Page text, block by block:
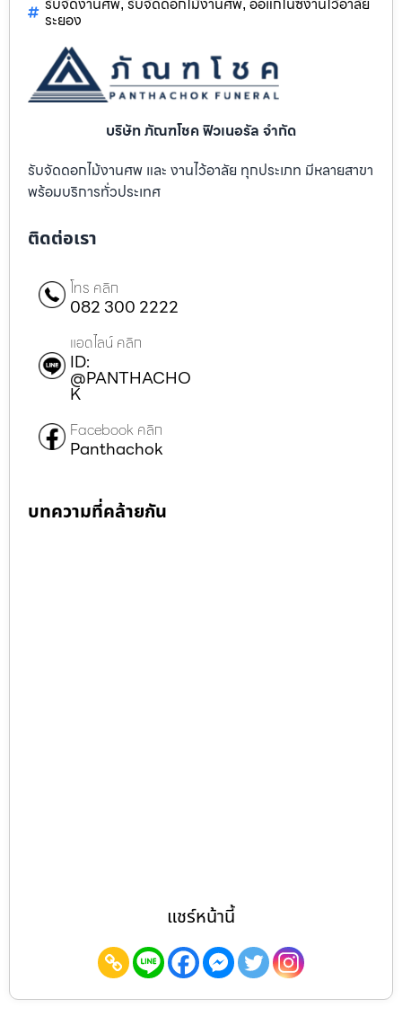
, ,
ระยอง
บริษัท ภัณฑโชค ฟิวเนอรัล จำกัด
รับจัดดอกไม้งานศพ และ งานไว้อาลัย ทุกประเภท มีหลายสาขา
พร้อมบริการทั่วประเทศ
ติดต่อเรา
โทร คลิก
082 300 2222
แอดไลน์ คลิก
ID:
@PANTHACHO
K
Facebook คลิก
Panthachok
บทความที่คล้ายกัน
แชร์หน้านี้